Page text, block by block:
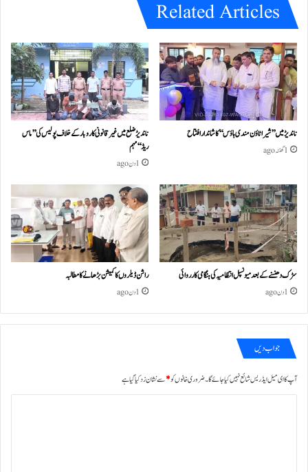
Related Articles
ناندیڑ میں ’’شیرا ٹاؤن مندی ہاؤس‘‘ کا شاندار افتتاح
1 گھنٹہ ago
ناندیڑ ضلع میں غیر قانونی کاروبار کے خلاف پولیس کی ’’ماس
ریڈ‘‘ مہم
1 دن ago
سڑک دھنسنے کے بعد میونسپل انتظامیہ کی ہنگامی کارروائی
1 دن ago
راشن ڈیلروں کا کمیشن بڑھانے کا مطالبہ
1 دن ago
جواب دیں
آپ کا ای میل ایڈریس شائع نہیں کیا جائے گا۔ضروری خانوں کو*سے نشان زد کیا گیا ہے